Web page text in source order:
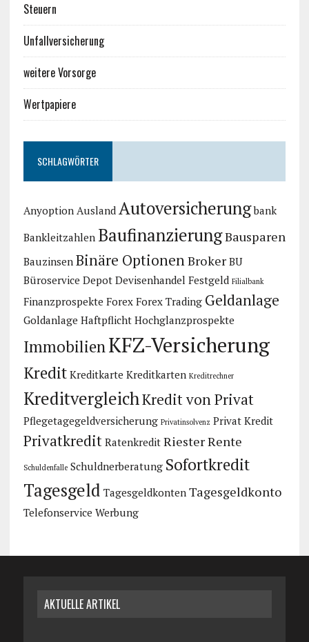
Steuern
Unfallversicherung
weitere Vorsorge
Wertpapiere
SCHLAGWÖRTER
Anyoption Ausland Autoversicherung bank
Bankleitzahlen BaufinanzierungBausparen
Bauzinsen Binäre OptionenBroker BU
Büroservice Depot Devisenhandel Festgeld Filialbank
Finanzprospekte Forex Forex Trading Geldanlage
Goldanlage Haftpflicht Hochglanzprospekte
ImmobilienKFZ-Versicherung
Kredit Kreditkarte Kreditkarten Kreditrechner
KreditvergleichKredit von Privat
Pflegetagegeldversicherung Privatinsolvenz Privat Kredit
Privatkredit Ratenkredit Riester Rente
Schuldenfalle Schuldnerberatung Sofortkredit
Tagesgeld Tagesgeldkonten Tagesgeldkonto
Telefonservice Werbung
AKTUELLE ARTIKEL